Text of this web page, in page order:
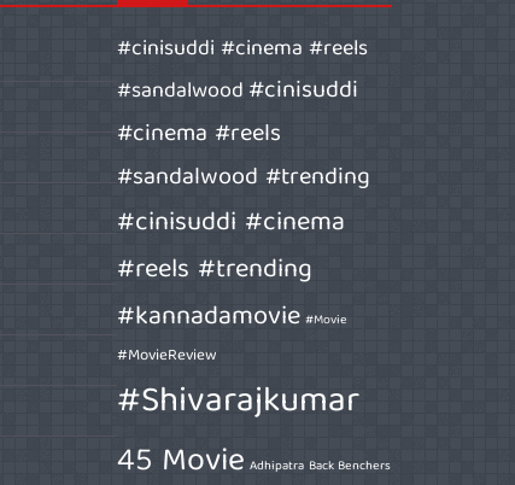
#cinisuddi #cinema #reels
#sandalwood#cinisuddi
#cinema #reels
#sandalwood #trending
#cinisuddi #cinema
#reels #trending
#kannadamovie #Movie
#MovieReview
#Shivarajkumar
45 Movie Adhipatra Back Benchers